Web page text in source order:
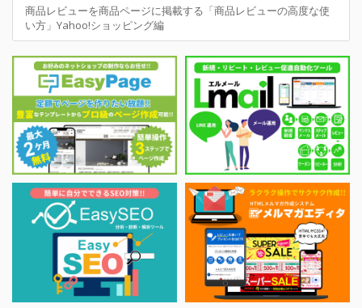
商品レビューを商品ページに掲載する「商品レビューの高度な使
い方」Yahoo!ショッピング編